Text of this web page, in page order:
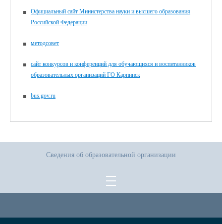
Официальный сайт Министерства науки и высшего образования
Российской Федерации
методсовет
сайт конкурсов и конференций для обучающихся и воспитанников
образовательных организаций ГО Карпинск
bus.gov.ru
Сведения об образовательной организации